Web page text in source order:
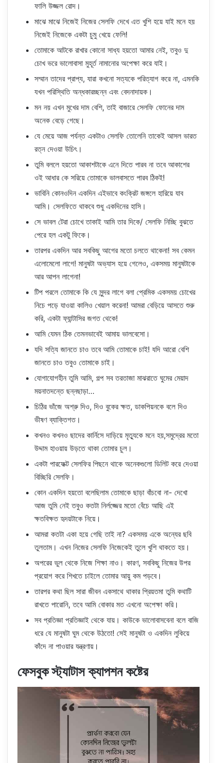
ফালি উজ্জল রোদ।
মাঝে মাঝে নিজেই নিজের সেলফি দেখে এত খুশি হয়ে যাই মনে হয়
নিজেই নিজেকে একটা চুমু খেয়ে ফেলি!
তোমাকে আটকে রাখার কোনো সাধ্য হয়তো আমার নেই, তবুও দু
চোখ ভরে ভালোবাসা মুহূর্ত নামানোর অপেক্ষা করে যাই।
সম্মান তাদের প্রাপ্য, যারা কখনো সত্যকে পরিত্যাগ করে না, এমনকি
যখন পরিস্থিতি অন্ধকারচ্ছন্ন এবং বেদনাদায়ক।
মন নয় এখন মুখের দাম বেশি, তাই বাজারে সেলফি ফোনের দাম
অনেক বেড়ে গেছে।
যে মেয়ে আজ পর্যন্ত একটাও সেলফি তোলেনি তাকেই আসল ভারত
রত্ন দেওয়া উচিৎ।
তুমি বললে হয়তো আকাশটাকে এনে দিতে পারব না তবে আকাশের
ওই আধার কে সরিয়ে তোমাকে ভালবাসতে পারব ঠিকই!
ভাবিনি কোনওদিন একদিন এইভাবে কংক্রিট জঙ্গলে হারিয়ে যাব
আমি। সেলফিতে থাকবে শুধু একদিনের হাসি।
সে ভাবল টেরা চোখে তাকাই আমি তার দিকে/ সেলফি নিচ্ছি বুঝতে
পেরে হল একটু ফিকে।
তারপর একদিন আর সবকিছু আগের মতো চলতে থাকেনা! সব কেমন
এলোমেলো লাগে! মানুষটা অভ্যাস হয়ে গেলেও, একসময় মানুষটাকে
আর আপন লাগেনা!
টিপ পরলে তোমাকে কি যে সুন্দর লাগে বলা প্রেমিক একসময় চোখের
নিচে পড়ে যাওয়া কালিও খেয়াল করেনা! আমরা বেড়িয়ে আসতে শুরু
করি, একটা ফ্যান্টাসির জগত থেকে!
আমি যেমন ঠিক তেমনভাবেই আমায় ভালবেসো।
যদি সত্যি জানতে চাও তবে আমি তোমাকে চাই! যদি আরো বেশি
জানতে চাও তবুও তোমাকে চাই।
যোগাযোগহীন তুমি আমি, গল্প সব তরতাজা মাঝরাতে ঘুমের মেয়াদ
ময়নাতদন্তে ছন্নছাড়া…
চিঠির ভাঁজে অশ্রু দিও, দিও বুকের ক্ষত, ডাকপিয়নকে বলে দিও
ভীষণ ব্যাক্তিগত।
কখনও কখনও ছাদের কার্নিসে দাড়িয়ে মৃত্যুকে মনে হয়,সমুদ্রের মতো
উদ্দাম হাওয়ায় উড়তে থাকা তোমার চুল।
একটা পারফেক্ট সেলফির পিছনে থাকে অনেকগুলো ডিলিট করে দেওয়া
বিচ্ছিরি সেলফি।
কোন একদিন হয়তো বলেছিলাম তোমাকে ছাড়া বাঁচবো না- দেখো
আজ তুমি নেই তবুও কতটা নির্লজ্জের মতো বেঁচে আছি এই
ক্ষতবিক্ষত হৃদয়টাকে নিয়ে।
আমরা কতটা একা হয়ে গেছি তাই না? একসময় একে অন্যের ছবি
তুলতাম। এখন নিজের সেলফি নিজেকেই তুলে খুশি থাকতে হয়।
অপরের ভুল থেকে নিজে শিক্ষা নাও। কারণ, সবকিছু নিজের উপর
প্রয়োগ করে শিখতে চাইলে তোমার আয়ু কম পড়বে।
তারপর কথা ছিল সারা জীবন একসাথে থাকার প্রিয়তমা তুমি কথাটি
রাখতে পারোনি, তবে আমি বোকার মত এখনো অপেক্ষা করি।
সব প্রতিজ্ঞা প্রতিজ্ঞাই থেকে যায়। কাউকে ভালোবাসবেনা বলে বাজি
ধরে যে মানুষটা ঘুম থেকে উঠতো! সেই মানুষটা ও একদিন লুকিয়ে
কাঁদে না পাওয়ার যন্ত্রণায়।
ফেসবুক স্ট্যাটাস ক্যাপশন কষ্টের